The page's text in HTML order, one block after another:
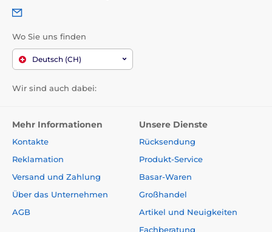
Wo Sie uns finden
Deutsch (CH)
Wir sind auch dabei:
Mehr Informationen
Kontakte
Reklamation
Versand und Zahlung
Über das Unternehmen
AGB
Unsere Dienste
Rücksendung
Produkt-Service
Basar-Waren
Großhandel
Artikel und Neuigkeiten
Fachberatung